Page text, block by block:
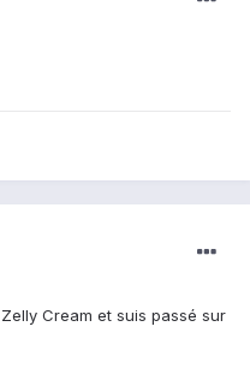
Cream et suis passé sur